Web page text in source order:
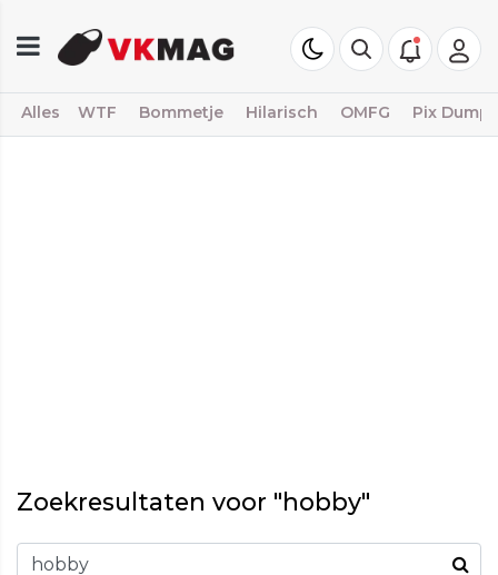
Alles WTF Bommetje Hilarisch OMFG Pix Dump
Zoekresultaten voor "hobby"